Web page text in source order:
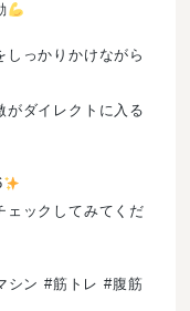
っかりかけながら
がダイレクトに入る
ェックしてみてくだ
シン #筋トレ #腹筋